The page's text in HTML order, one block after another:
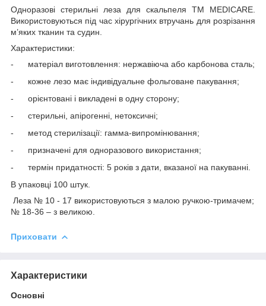
Одноразові стерильні леза для скальпеля ТМ MEDICARE.
Використовуються під час хірургічних втручань для розрізання
м’яких тканин та судин.
Характеристики:
-
матеріал виготовлення: нержавіюча або карбонова сталь;
-
кожне лезо має індивідуальне фольговане пакування;
-
орієнтовані і викладені в одну сторону;
-
стерильні, апірогенні, нетоксичні;
-
метод стерилізації: гамма-випромінювання;
-
призначені для одноразового використання;
-
термін придатності: 5 років з дати, вказаної на пакуванні.
В упаковці 100 штук.
Леза № 10 - 17 використовуються з малою ручкою-тримачем;
№ 18-36 – з великою.
Приховати
Характеристики
Основні